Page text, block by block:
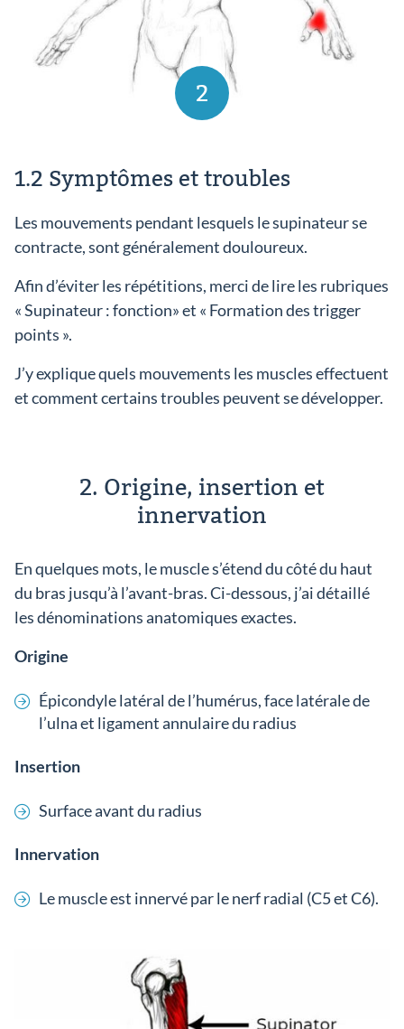
2
1.2 Symptômes et troubles
Les mouvements pendant lesquels le supinateur se
contracte, sont généralement douloureux.
Afin d’éviter les répétitions, merci de lire les rubriques
« Supinateur : fonction» et « Formation des trigger
points ».
J’y explique quels mouvements les muscles effectuent
et comment certains troubles peuvent se développer.
2. Origine, insertion et
innervation
En quelques mots, le muscle s’étend du côté du haut
du bras jusqu’à l’avant-bras. Ci-dessous, j’ai détaillé
les dénominations anatomiques exactes.
Origine
Épicondyle latéral de l’humérus, face latérale de
l’ulna et ligament annulaire du radius
Insertion
Surface avant du radius
Innervation
Le muscle est innervé par le nerf radial (C5 et C6).